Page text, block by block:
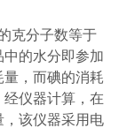
克分子数等于
的水分即参加
，而碘的消耗
仪器计算，在
，该仪器采用电